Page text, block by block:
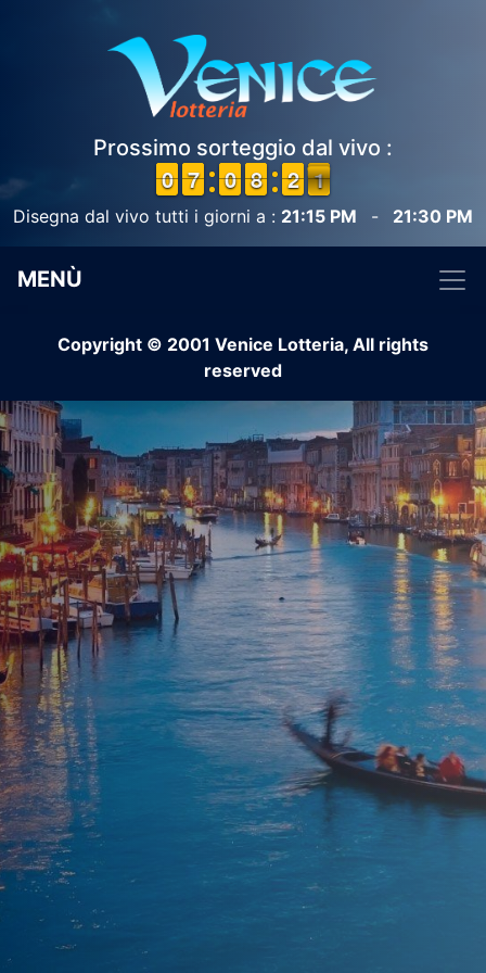
Prossimo sorteggio dal vivo :
9
9
0
0 6
6
7
7 9
9
0
0 7
7
8
8 1
1
2
2 1
0
0
Disegna dal vivo tutti i giorni a : 21:15 PM - 21:30 PM
MENÙ
Copyright © 2001 Venice Lotteria, All rights
reserved